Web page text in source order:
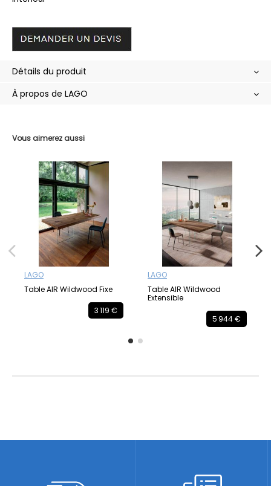
Vous aimerez aussi
LAGO
Table AIR Wildwood Fixe
3 119 €
LAGO
Table AIR Wildwood
Extensible
5 944 €
Détails du produit
À propos de LAGO